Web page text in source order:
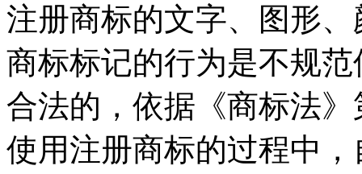
注册商标的文字、图形
商标标记的行为是不规
合法的，依据《商标法
使用注册商标的过程中